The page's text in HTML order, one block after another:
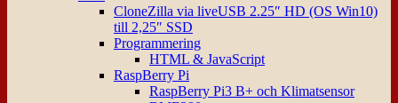
CloneZilla via liveUSB 2.25″ HD (OS Win10)
till 2,25″ SSD
Programmering
HTML & JavaScript
RaspBerry Pi
RaspBerry Pi3 B+ och Klimatsensor